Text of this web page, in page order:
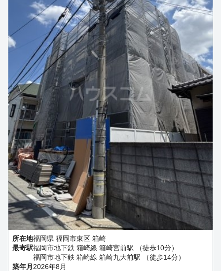
所在地福岡県 福岡市東区 箱崎
最寄駅福岡市地下鉄 箱崎線 箱崎宮前駅 （徒歩10分）
福岡市地下鉄 箱崎線 箱崎九大前駅 （徒歩14分）
築年月 2026年8月